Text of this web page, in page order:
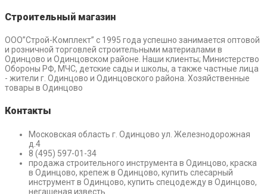
Строительный магазин
ООО”Строй-Комплект” с 1995 года успешно занимается оптовой
и розничной торговлей строительными материалами в
Одинцово и Одинцовском районе. Наши клиенты; Министерство
Обороны РФ, МЧС, детские сады и школы, а также частные лица
- жители г. Одинцово и Одинцовского района. Хозяйственные
товары в Одинцово
Контакты
Московская область г. Одинцово ул. Железнодорожная
д.4
8 (495) 597-01-34
продажа строительного инструмента в Одинцово, краска
в Одинцово, крепеж в Одинцово, купить слесарный
инструмент в Одинцово, купить спецодежду в Одинцово,
негашеная известь